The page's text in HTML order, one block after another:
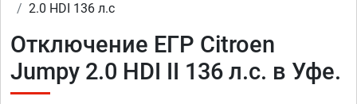
2.0 HDI 136 л.с
Отключение ЕГР Citroen
Jumpy 2.0 HDI II 136 л.с. в Уфе.